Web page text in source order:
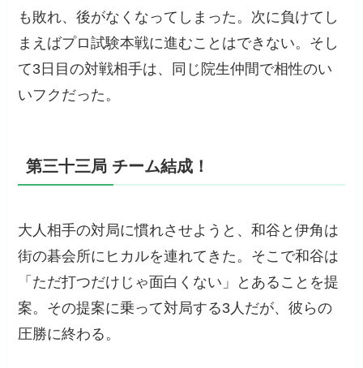
も敗れ、後がなくなってしまった。次に負けてし
まえばプロ試験本戦に進むことはできない。そし
て3日目の対戦相手は、同じ院生仲間で相性のい
いフクだった。
第三十三局 チーム結成！
大人相手の対局に慣れさせようと、和谷と伊角は
街の碁会所にヒカルを連れてきた。そこで和谷は
「ただ打つだけじゃ面白くない」とあることを提
案。その提案に乗って対局する3人だが、彼らの
圧勝に終わる。